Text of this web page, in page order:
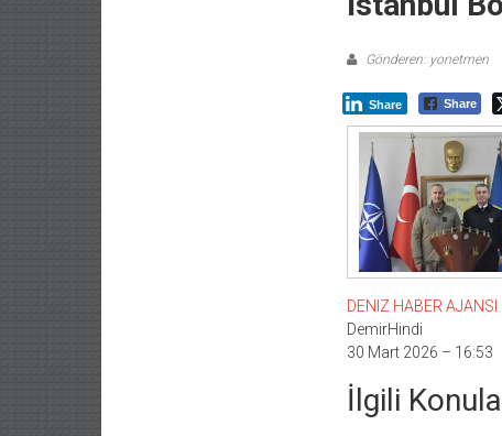
Gönderen: yonetmen
Share Share
DENIZ HABER
DemirHindi
30 Mart 2026 – 16:53
İlgili